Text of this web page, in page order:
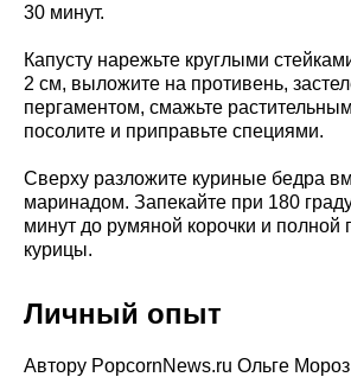
30 минут.
Капусту нарежьте круглыми
2 см, выложите на противень,
пергаментом, смажьте
посолите и приправьте специями.
Сверху разложите куриные бедра
маринадом. Запекайте при 180
минут до румяной корочки и полной
курицы.
Личный опыт
Автору PopcornNews.ru Ольге